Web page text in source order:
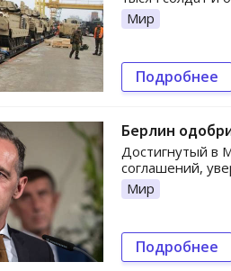
Мир
Подробнее
Берлин
Достигнутый в
соглашений,
Мир
Подробнее